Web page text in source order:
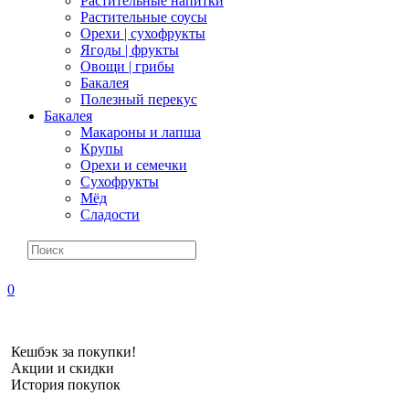
Растительные соусы
Орехи | сухофрукты
Ягоды | фрукты
Овощи | грибы
Бакалея
Полезный перекус
Бакалея
Макароны и лапша
Крупы
Орехи и семечки
Сухофрукты
Мёд
Сладости
0
Кешбэк за покупки!
Акции и скидки
История покупок